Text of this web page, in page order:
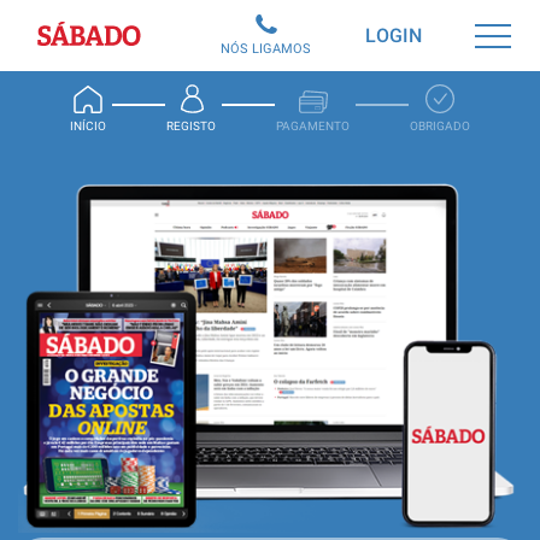
Sábado
INÍCIO REGISTO PAGAMENTO OBRIGADO
LOGIN
NÓS LIGAMOS